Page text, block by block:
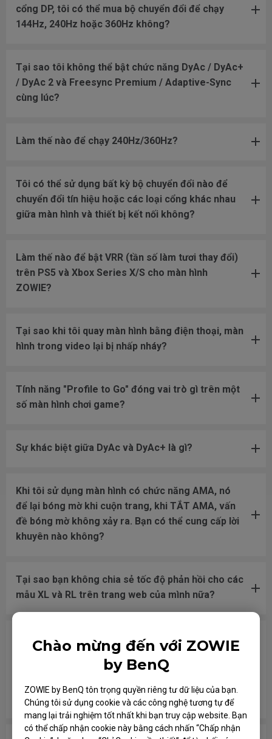
Chào mừng đến với ZOWIE
by BenQ
ZOWIE by BenQ tôn trọng quyền riêng tư dữ liệu của bạn.
Chúng tôi sử dụng cookie và các công nghệ tương tự để
mang lại trải nghiệm tốt nhất khi bạn truy cập website. Bạn
có thể chấp nhận cookie này bằng cách nhấn “Chấp nhận
cổng DP, tôi có thể mua bộ chuyển đổi để chạy
144Hz, 240Hz hoặc 360Hz không?
Tại sao tôi không thể bật chức năng DyAc / DyAc+
/ DyAc 2 và Freesync Premium / Adaptive-Sync
cùng lúc?
Làm thế nào để chạy 240Hz/360Hz?
Tôi có thể sử dụng bất kỳ bộ chuyển đổi nào để
chuyển đổi tín hiệu hoặc các loại cổng khác nhau
giữa màn hình và thiết bị kết nối không?
Làm thế nào để bật VRR (tần số làm tươi thay đổi)
trên PS5 và Xbox Series X/S cho màn hình
ZOWIE?
Tại sao khi tôi quay màn hình bằng điện thoại, màn
hình trong video lại bị nhấp nháy?
Tính năng "Profile to Go" đóng vai trò gì trên một
số màn hình chơi game?
Sự khác biệt giữa DyAc và DyAc+ là gì?
Khi tôi sử dụng màn hình có chức năng AMA, nó
để lại bóng mờ khi cuộn trang, khi TẮT AMA, vấn
đề bóng mờ không xảy ra. Bạn có thể cung cấp lời
khuyên nào không?
Tại sao bạn không chia sẻ tốc độ phản hồi cho các
mẫu XL và RL trên trang web của mình nữa?
Vì không còn thông số kỹ thuật chính thức về tốc
độ phản hồi nữa, tôi nên kiểm tra thông số kỹ
thuật liên quan đến phản hồi nào khác nếu tôi so
sánh màn hình của bạn với các mẫu màn hình của
các thương hiệu khác?